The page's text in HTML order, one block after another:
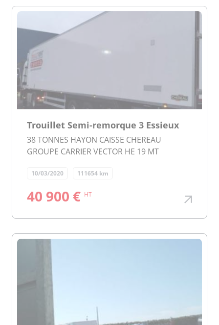
Trouillet Semi-remorque 3 Essieux
38 TONNES HAYON CAISSE CHEREAU
GROUPE CARRIER VECTOR HE 19 MT
10/03/2020 111654 km
40 900 € HT